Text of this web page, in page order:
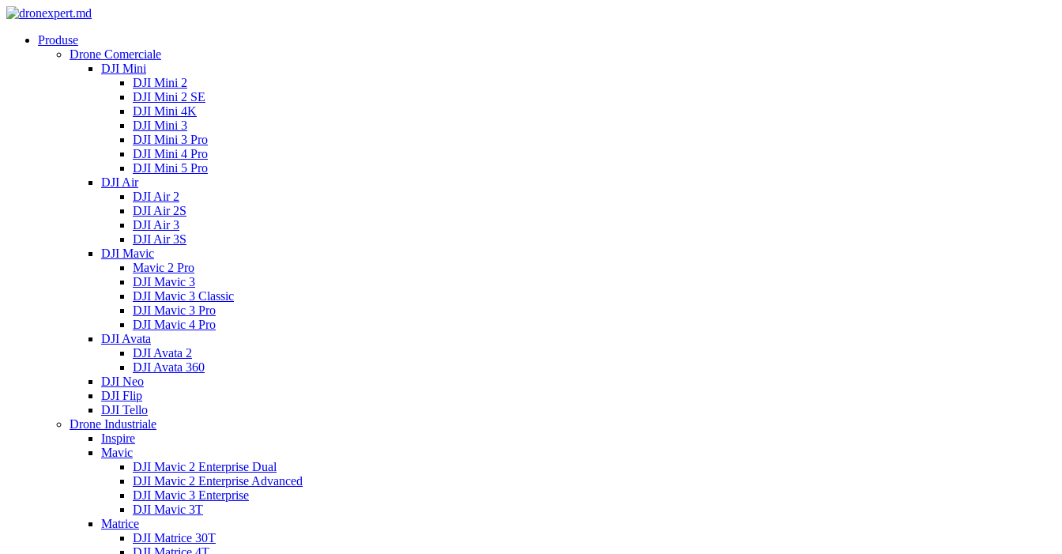
Produse
Drone Comerciale
DJI Mini
DJI Mini 2
DJI Mini 2 SE
DJI Mini 4K
DJI Mini 3
DJI Mini 3 Pro
DJI Mini 4 Pro
DJI Mini 5 Pro
DJI Air
DJI Air 2
DJI Air 2S
DJI Air 3
DJI Air 3S
DJI Mavic
Mavic 2 Pro
DJI Mavic 3
DJI Mavic 3 Classic
DJI Mavic 3 Pro
DJI Mavic 4 Pro
DJI Avata
DJI Avata 2
DJI Avata 360
DJI Neo
DJI Flip
DJI Tello
Drone Industriale
Inspire
Mavic
DJI Mavic 2 Enterprise Dual
DJI Mavic 2 Enterprise Advanced
DJI Mavic 3 Enterprise
DJI Mavic 3T
Matrice
DJI Matrice 30T